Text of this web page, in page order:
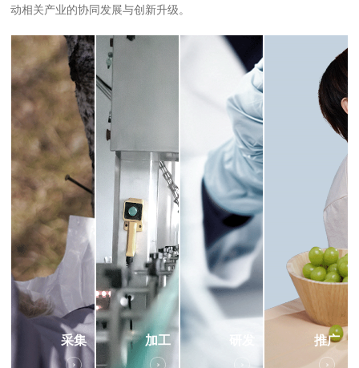
动相关产业的协同发展与创新升级。
采集 加工 推广